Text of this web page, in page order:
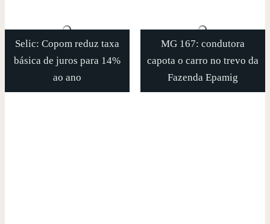
Selic: Copom reduz taxa
básica de juros para 14%
ao ano
MG 167: condutora
capota o carro no trevo da
Fazenda Epamig